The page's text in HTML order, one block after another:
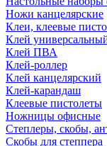
Ножи канцелярские
Клеи, клеевые
Клей
Клей ПВА
Клей-роллер
Клей канцелярский
Клей-карандаш
Клеевые пистолеты
Ножницы офисные
Степлеры, скобы,
Скобы для степпера